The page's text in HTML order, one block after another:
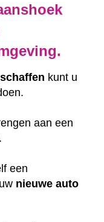
kunt u
aan een
.
een
nieuwe auto